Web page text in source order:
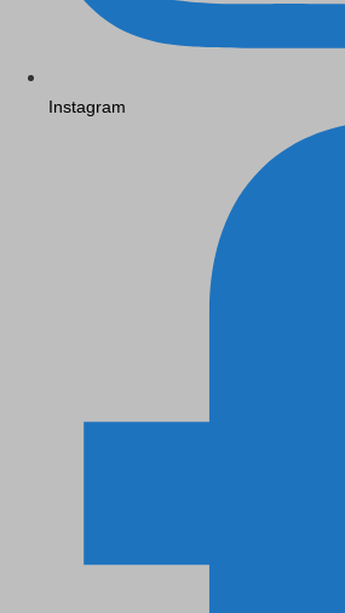
Instagram